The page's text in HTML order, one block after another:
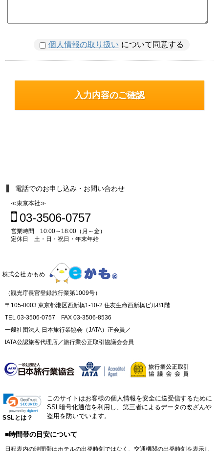
個人情報の取り扱い について同意する
電話でのお申し込み・お問い合わせ
≪東京本社≫
03-3506-0757
営業時間 10:00～18:00（月～金）
定休日 土・日・祝日・年末年始
株式会社 かもめ
（観光庁長官登録旅行業第1009号）
〒105-0003 東京都港区西新橋1-10-2 住友生命西新橋ビルB1階
TEL 03-3506-0757 FAX 03-3506-8536
一般社団法人 日本旅行業協会（JATA）正会員／
IATA公認旅客代理店／旅行業公正取引協議会会員
SSLとは？
このサイトはお客様の個人情報を安全に送受信するために
SSL暗号化通信を利用し、第三者によるデータの改ざんや
盗用を防いでいます。
■時間帯の目安について
日程表内の時間帯はホテルの出発時刻ではなく、交通機関の出発時刻を表示し